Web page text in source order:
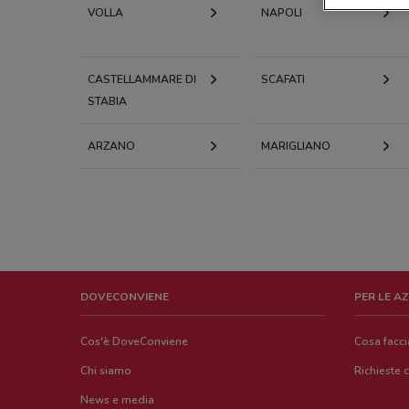
VOLLA NAPOLI
CASTELLAMMARE DI
STABIA
SCAFATI
ARZANO MARIGLIANO
DOVECONVIENE
Cos'è DoveConviene
Chi siamo
News e media
PER LE
Cosa
Richieste